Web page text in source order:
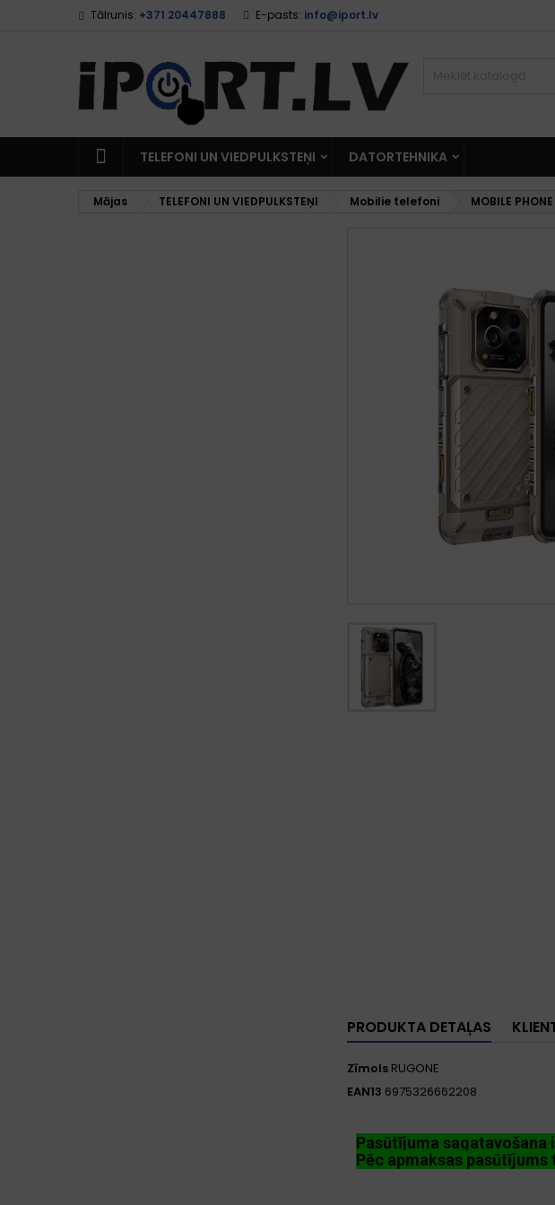
Tālrunis: +371 20447888 E-pasts: info@iport.lv
TELEFONI UN VIEDPULKSTEŅI DATORTEHNIKA
Mājas TELEFONI UN VIEDPULKSTEŅI Mobilie telefoni MOBILE
PRODUKTA DETAĻAS
Zīmols RUGONE
EAN13 6975326662208
Pasūtījuma
Pēc apmaksas